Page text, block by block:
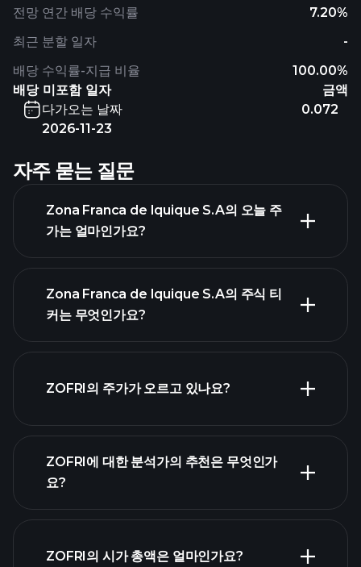
전망 연간 배당 수익률 7.20%
배당 수익률-지급 비율 100.00%
최근 분할 일자 -
배당 미포함 일자
금액
다가오는 날짜
2026-11-23
0.072
자주 묻는 질문
Zona Franca de Iquique S.A의 오늘 주
가는 얼마인가요?
트
Zona Franca de Iquique S.A의 주식 티
커는 무엇인가요?
ZOFRI의 주가가 오르고 있나요?
ZOFRI에 대한 분석가의 추천은 무엇인가
요?
ZOFRI의 시가 총액은 얼마인가요?